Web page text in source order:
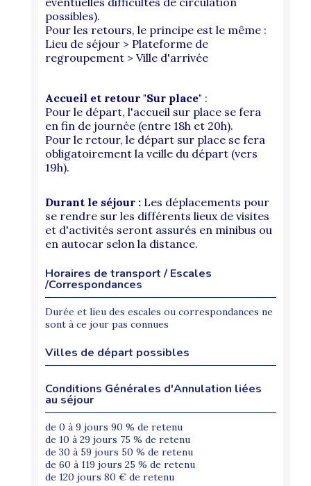
possibles).
Pour les retours, le principe est le même :
Lieu de séjour > Plateforme de
regroupement > Ville d'arrivée
Accueil et retour "Sur place" :
Pour le départ, l'accueil sur place se fera
en fin de journée (entre 18h et 20h).
Pour le retour, le départ sur place se fera
obligatoirement la veille du départ (vers
19h).
Durant le séjour : Les déplacements pour
se rendre sur les différents lieux de visites
et d'activités seront assurés en minibus ou
en autocar selon la distance.
Horaires de transport / Escales
/Correspondances
Durée et lieu des escales ou correspondances ne
sont à ce jour pas connues
Villes de départ possibles
Conditions Générales d'Annulation liées
au séjour
de 0 à 9 jours 90 % de retenu
de 10 à 29 jours 75 % de retenu
de 30 à 59 jours 50 % de retenu
de 60 à 119 jours 25 % de retenu
de 120 jours 80 € de retenu